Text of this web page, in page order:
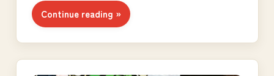
Continue reading